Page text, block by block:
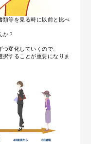
類等を見る時に以前と比べ
か？
変化していくので、
することが重要になりま